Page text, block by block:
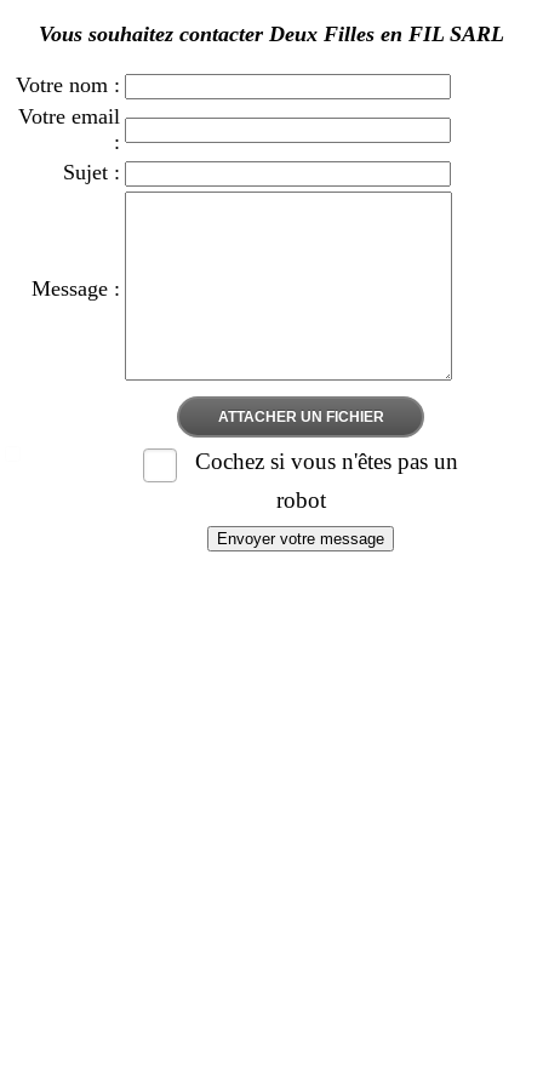
Vous souhaitez contacter Deux Filles en FIL SARL
Votre nom :
Votre email
:
Sujet :
Message :
ATTACHER UN FICHIER
Cochez si vous n'êtes pas un
robot